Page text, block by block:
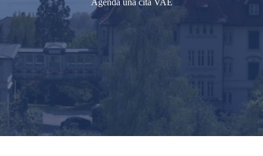
Agenda una cita VAE